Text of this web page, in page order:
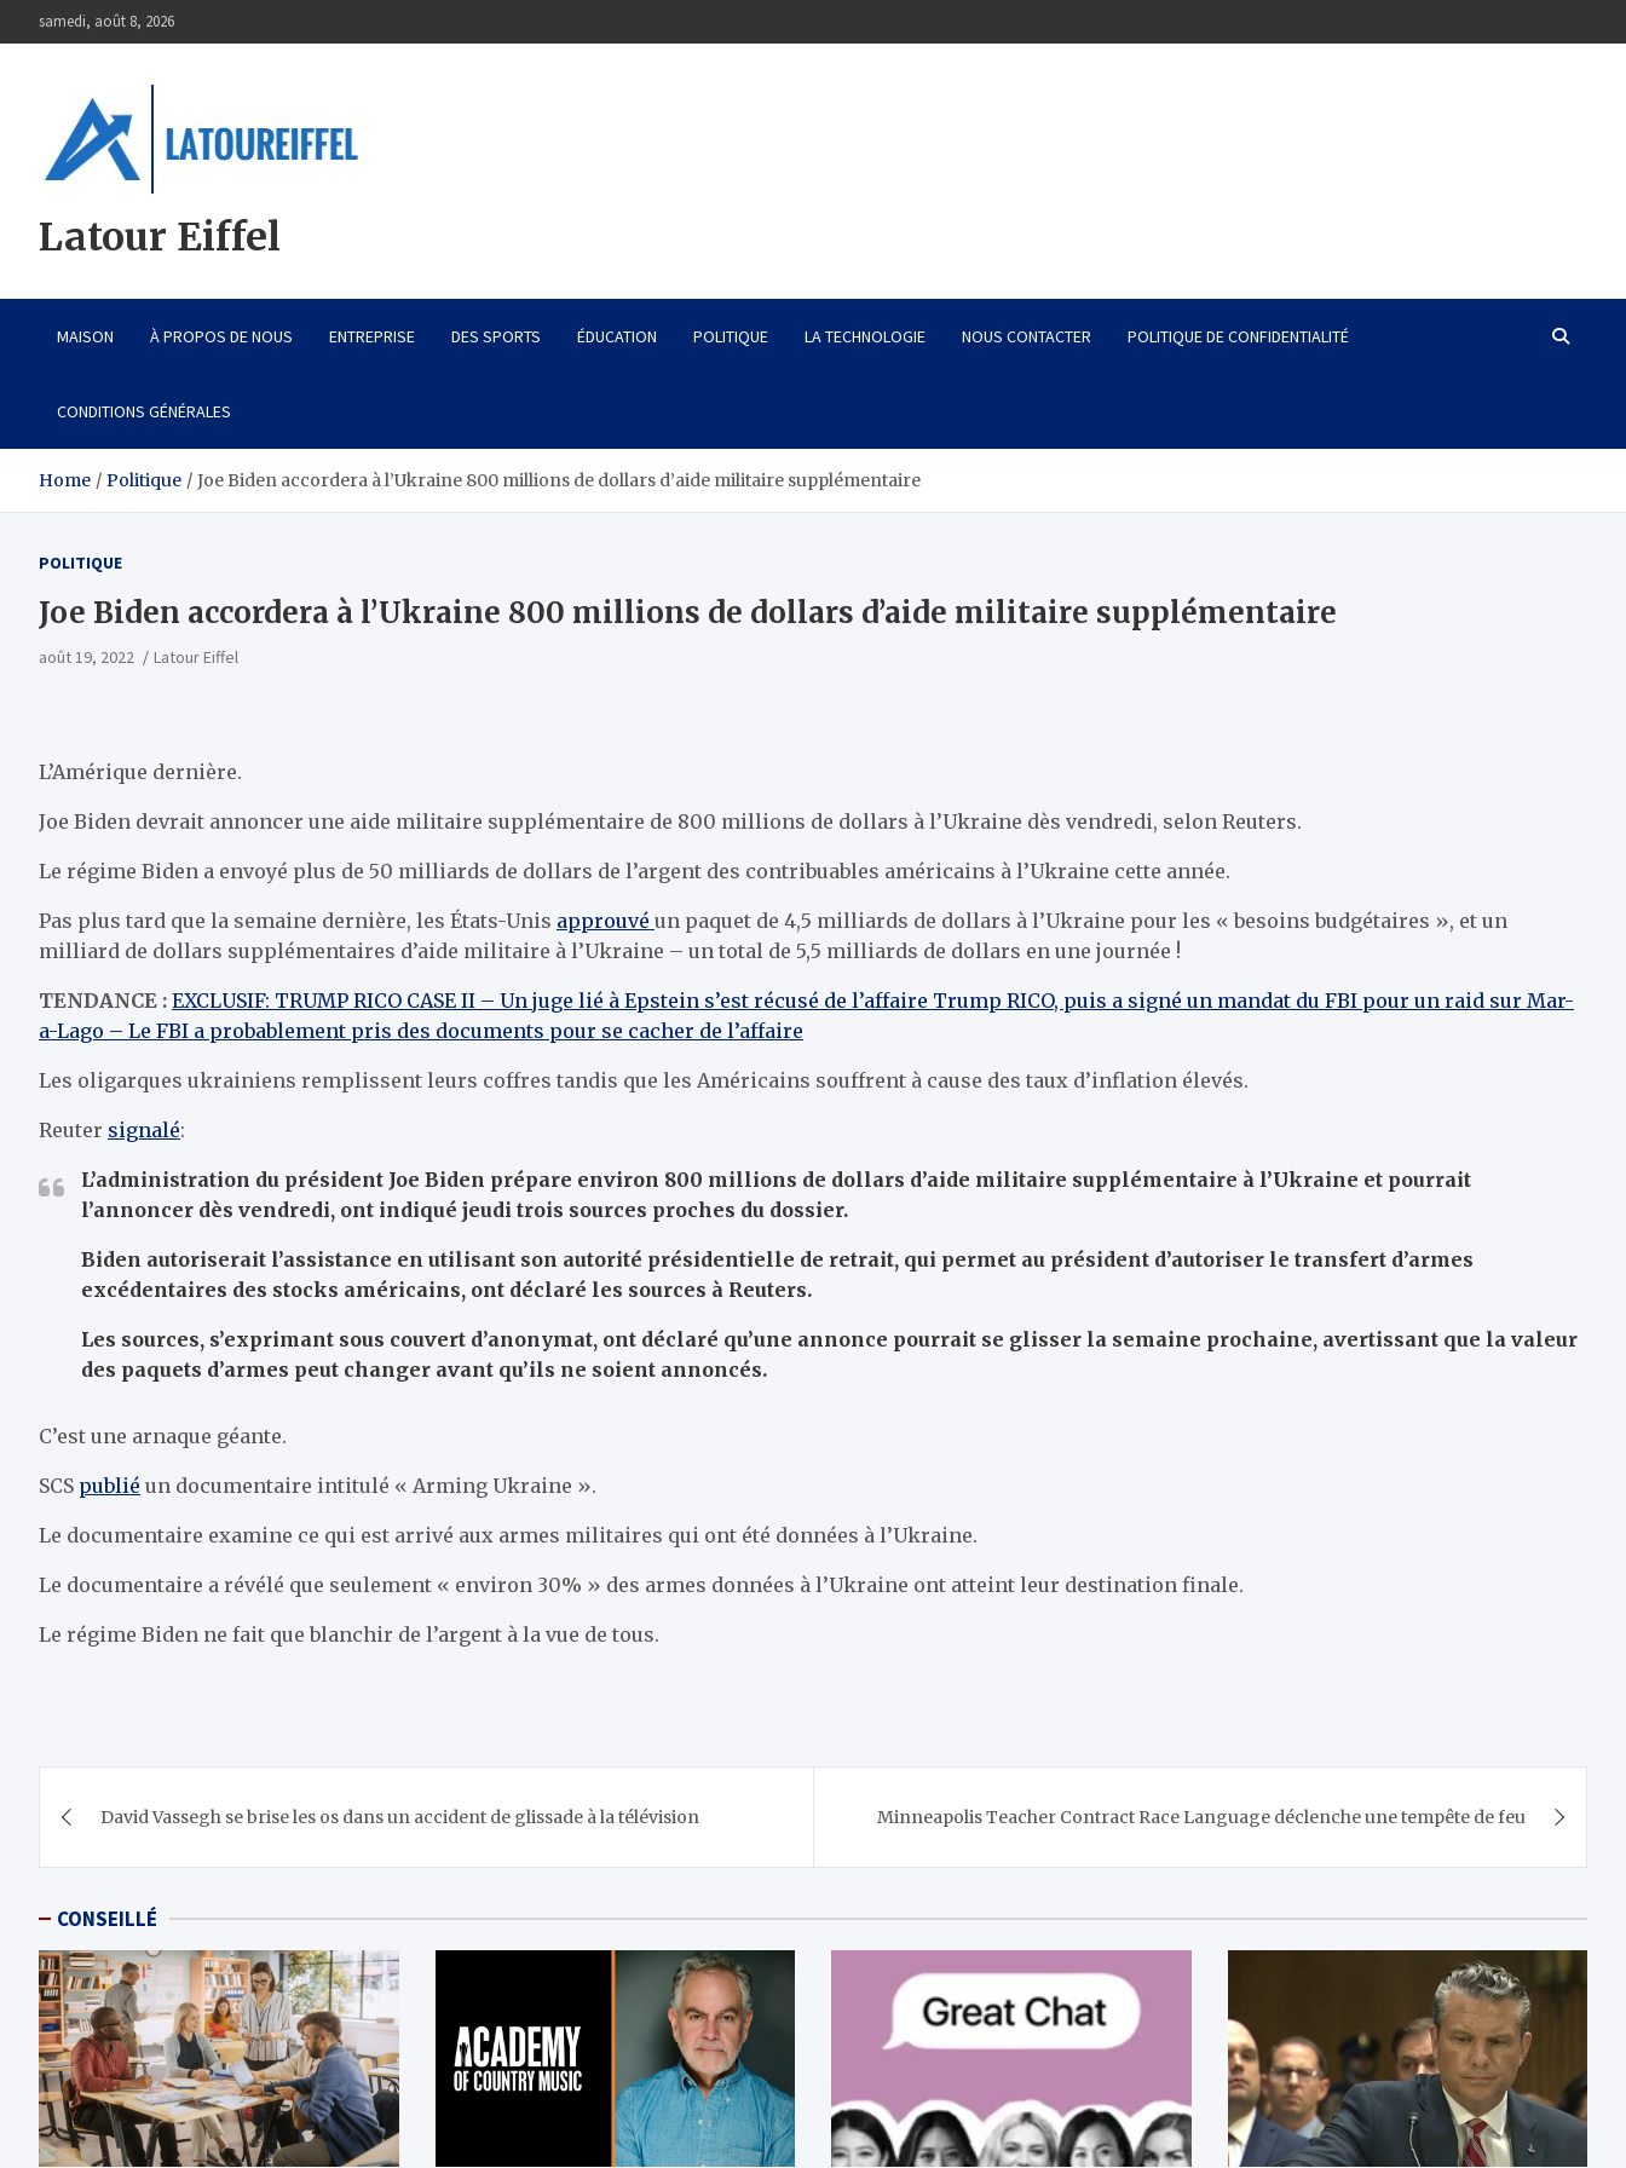
to
samedi, août 8, 2026
Latour Eiffel
MAISON À PROPOS DE NOUS ENTREPRISE DES SPORTS ÉDUCATION POLITIQUE LA TECHNOLOGIE NOUS CONTACTER POLITIQUE DE CONFIDENTIALITÉ
CONDITIONS GÉNÉRALES
Home Politique Joe Biden accordera à l’Ukraine 800 millions de dollars d’aide militaire supplémentaire
POLITIQUE
Joe Biden accordera à l’Ukraine 800 millions de dollars d’aide militaire supplémentaire
août 19, 2022 Latour Eiffel
L’Amérique dernière.
Joe Biden devrait annoncer une aide militaire supplémentaire de 800 millions de dollars à l’Ukraine dès vendredi, selon Reuters.
Le régime Biden a envoyé plus de 50 milliards de dollars de l’argent des contribuables américains à l’Ukraine cette année.
Pas plus tard que la semaine dernière, les États-Unis approuvé un paquet de 4,5 milliards de dollars à l’Ukraine pour les « besoins budgétaires », et un
milliard de dollars supplémentaires d’aide militaire à l’Ukraine – un total de 5,5 milliards de dollars en une journée !
TENDANCE : EXCLUSIF: TRUMP RICO CASE II – Un juge lié à Epstein s’est récusé de l’affaire Trump RICO, puis a signé un mandat du FBI pour un raid sur Mar-
a-Lago – Le FBI a probablement pris des documents pour se cacher de l’affaire
Les oligarques ukrainiens remplissent leurs coffres tandis que les Américains souffrent à cause des taux d’inflation élevés.
Reuter signalé:
L’administration du président Joe Biden prépare environ 800 millions de dollars d’aide militaire supplémentaire à l’Ukraine et pourrait
l’annoncer dès vendredi, ont indiqué jeudi trois sources proches du dossier.
Biden autoriserait l’assistance en utilisant son autorité présidentielle de retrait, qui permet au président d’autoriser le transfert d’armes
excédentaires des stocks américains, ont déclaré les sources à Reuters.
Les sources, s’exprimant sous couvert d’anonymat, ont déclaré qu’une annonce pourrait se glisser la semaine prochaine, avertissant que la valeur
des paquets d’armes peut changer avant qu’ils ne soient annoncés.
C’est une arnaque géante.
SCS publié un documentaire intitulé « Arming Ukraine ».
Le documentaire examine ce qui est arrivé aux armes militaires qui ont été données à l’Ukraine.
Le documentaire a révélé que seulement « environ 30% » des armes données à l’Ukraine ont atteint leur destination finale.
Le régime Biden ne fait que blanchir de l’argent à la vue de tous.
de
David Vassegh se brise les os dans un accident de glissade à la télévision Minneapolis Teacher Contract Race Language déclenche une tempête de feu
CONSEILLÉ